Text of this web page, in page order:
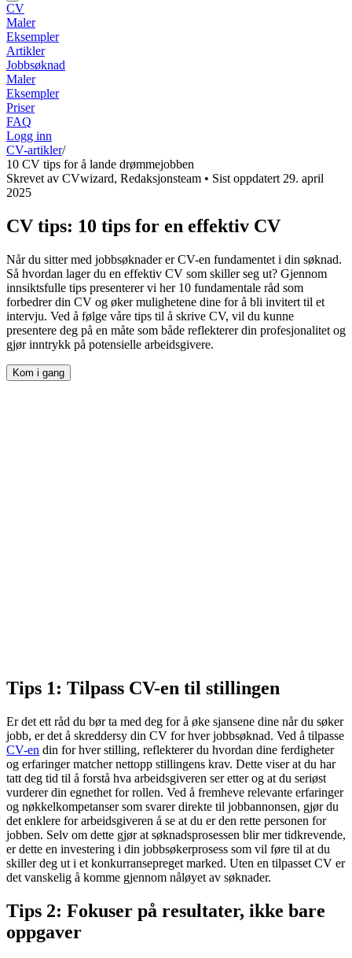
CV
Maler
Eksempler
Artikler
Jobbsøknad
Maler
Eksempler
Priser
FAQ
Logg inn
CV-artikler/
10 CV tips for å lande drømmejobben
Skrevet av CVwizard, Redaksjonsteam • Sist oppdatert 29. april
2025
CV tips: 10 tips for en effektiv CV
Når du sitter med jobbsøknader er CV-en fundamentet i din søknad.
Så hvordan lager du en effektiv CV som skiller seg ut? Gjennom
innsiktsfulle tips presenterer vi her 10 fundamentale råd som
forbedrer din CV og øker mulighetene dine for å bli invitert til et
intervju. Ved å følge våre tips til å skrive CV, vil du kunne
presentere deg på en måte som både reflekterer din profesjonalitet og
gjør inntrykk på potensielle arbeidsgivere.
Kom i gang
Tips 1: Tilpass CV-en til stillingen
Er det ett råd du bør ta med deg for å øke sjansene dine når du søker
jobb, er det å skreddersy din CV for hver jobbsøknad. Ved å tilpasse
CV-en din for hver stilling, reflekterer du hvordan dine ferdigheter
og erfaringer matcher nettopp stillingens krav. Dette viser at du har
tatt deg tid til å forstå hva arbeidsgiveren ser etter og at du seriøst
vurderer din egnethet for rollen. Ved å fremheve relevante erfaringer
og nøkkelkompetanser som svarer direkte til jobbannonsen, gjør du
det enklere for arbeidsgiveren å se at du er den rette personen for
jobben. Selv om dette gjør at søknadsprosessen blir mer tidkrevende,
er dette en investering i din jobbsøkerprosess som vil føre til at du
skiller deg ut i et konkurransepreget marked. Uten en tilpasset CV er
det vanskelig å komme gjennom nåløyet av søknader.
Tips 2: Fokuser på resultater, ikke bare
oppgaver